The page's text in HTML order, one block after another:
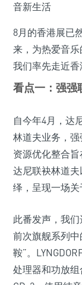
8月的香港展已
来，为热爱音乐
我们率先走近香
看点一： 强强
自今年4月，达
林道夫业务，
资源优化整合
达尼联袂林道
绎，呈现一场关
此番发声，我们
前次旗舰系列中
鞍”。
处理器和功放组